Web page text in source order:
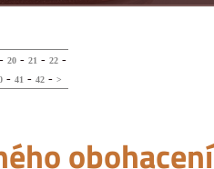
- 20 - 21 - 22 -
- 41 - 42 - >
obohacení